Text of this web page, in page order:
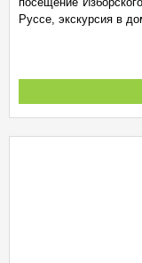
Руссе, экскурсия в